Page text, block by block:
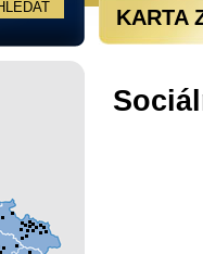
KARTA